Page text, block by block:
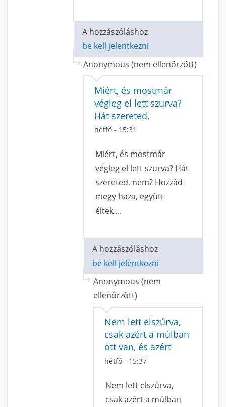
A hozzászóláshoz
be kell jelentkezni
Anonymous (nem ellenőrzött)
Miért, és mostmár
végleg el lett szurva?
Hát szereted,
hétfő - 15:31
Miért, és mostmár
végleg el lett szurva? Hát
szereted, nem? Hozzád
megy haza, együtt
éltek....
A hozzászóláshoz
be kell jelentkezni
Anonymous (nem
ellenőrzött)
Nem lett elszúrva,
csak azért a múlban
ott van, és azért
hétfő - 15:37
Nem lett elszúrva,
csak azért a múlban